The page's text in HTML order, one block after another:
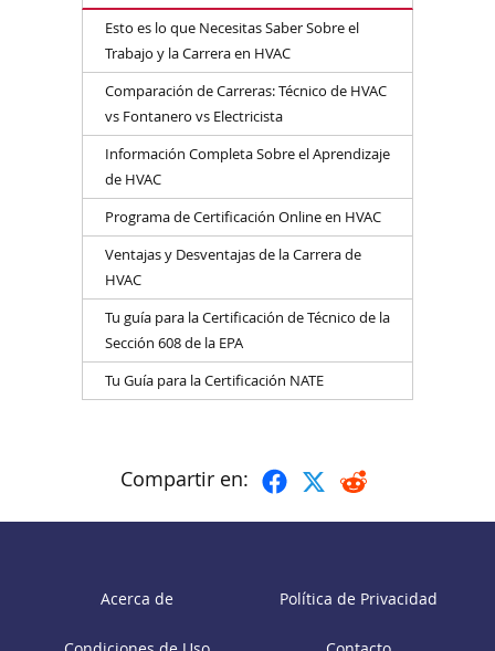
Esto es lo que Necesitas Saber Sobre el
Trabajo y la Carrera en HVAC
Comparación de Carreras: Técnico de HVAC
vs Fontanero vs Electricista
Información Completa Sobre el Aprendizaje
de HVAC
Programa de Certificación Online en HVAC
Ventajas y Desventajas de la Carrera de
HVAC
Tu guía para la Certificación de Técnico de la
Sección 608 de la EPA
Tu Guía para la Certificación NATE
Compartir en:
Acerca de Política de Privacidad